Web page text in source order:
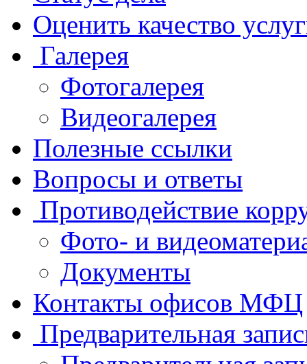
Оценить качество
Галерея
Фотогалерея
Видеогалерея
Полезные ссылки
Вопросы и ответы
Противодействие
Фото- и
Документы
Контакты офисов МФЦ
Предварительная